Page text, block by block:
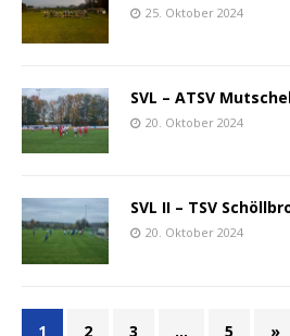
25. Oktober 2024
SVL – ATSV
20. Oktober 2024
SVL II – TSV
20. Oktober 2024
1 2 3 … 5 »